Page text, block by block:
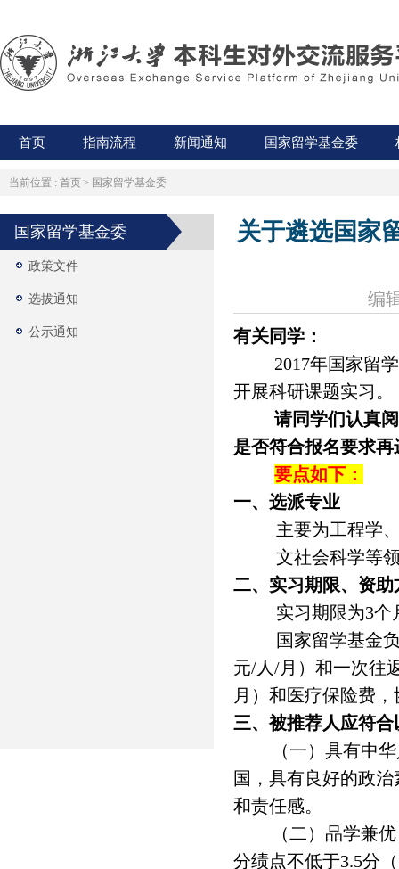
首页 指南流程 新闻通知 国家留学基金委
当前位置 : 首页 > 国家留学基金委
国家留学基金委
政策文件
选拔通知
公示通知
关于遴选国家
编
有关同学：
2017年国家留
开展科研课题实习。
请同学们认真
是否符合报名要求
要点如下：
一、 选派专业
主要为工程学
文社会科学等
二、 实习期限、资助
实习期限为3个
国家留学基金
元/人/月）和一次往
月）和医疗保险费
三、被推荐人应符
（一）具有中
国，具有良好的政
和责任感。
（二）品学兼
分绩点不低于3.5分